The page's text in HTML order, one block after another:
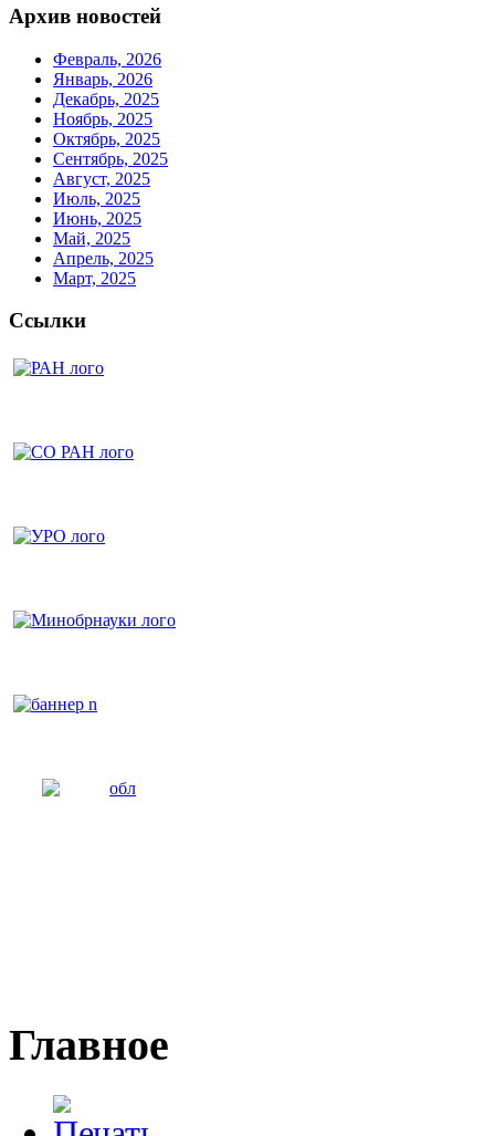
Архив новостей
Февраль, 2026
Январь, 2026
Декабрь, 2025
Ноябрь, 2025
Октябрь, 2025
Сентябрь, 2025
Август, 2025
Июль, 2025
Июнь, 2025
Май, 2025
Апрель, 2025
Март, 2025
Ссылки
Главное